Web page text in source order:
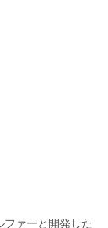
ファーと開発した